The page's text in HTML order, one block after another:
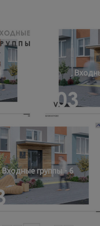
Входные группы - 6